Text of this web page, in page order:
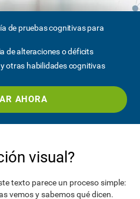
de pruebas cognitivas para
de alteraciones o déficits
otras habilidades cognitivas
AHORA
visual?
texto parece un proceso simple:
vemos y sabemos qué dicen.